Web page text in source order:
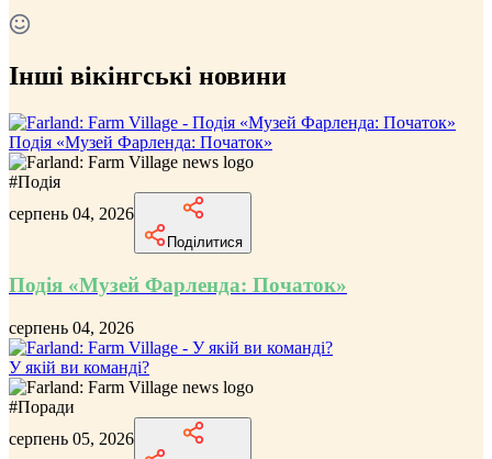
Інші вікінгські новини
Подія «Музей Фарленда: Початок»
#Подія
серпень 04, 2026
Поділитися
Подія «Музей Фарленда: Початок»
серпень 04, 2026
У якій ви команді?
#Поради
серпень 05, 2026